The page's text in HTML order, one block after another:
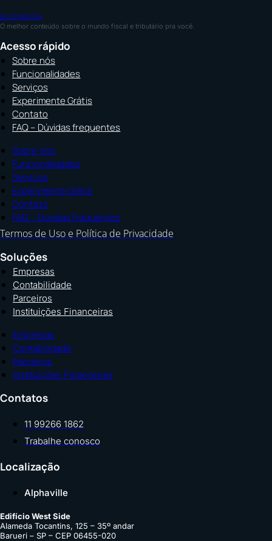
BLOG REVIZIA
O melhor conteúdo sobre o mundo fiscal e tributário pra você.
Acesso rápido
Sobre nós
Funcionalidades
Serviços
Experimente Grátis
Contato
FAQ – Dúvidas frequentes
Sobre nós
Funcionalidades
Serviços
Experimente Grátis
Contato
FAQ – Dúvidas frequentes
Termos de Uso e Política de Privacidade
Soluções
Empresas
Contabilidade
Parceiros
Instituições Financeiras
Empresas
Contabilidade
Parceiros
Instituições Financeiras
Contatos
11 99266 1862
Trabalhe conosco
Localização
Alphaville
Edifício West Side
Alameda Tocantins, 125 – 35º andar
Barueri – SP – CEP 06455-020